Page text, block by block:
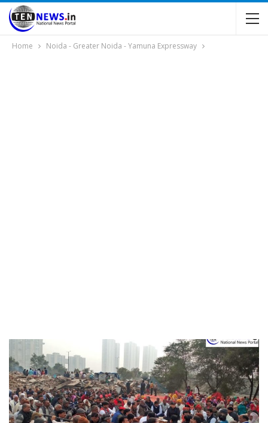
Home Noida - Greater Noida - Yamuna Expressway